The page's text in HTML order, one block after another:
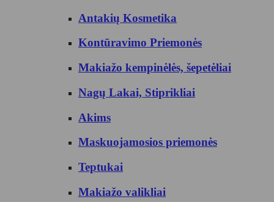
Antakių Kosmetika
Kontūravimo Priemonės
Makiažo kempinėlės, šepetėliai
Nagų Lakai, Stiprikliai
Akims
Maskuojamosios priemonės
Teptukai
Makiažo valikliai